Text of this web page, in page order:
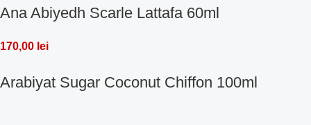
Ana Abiyedh Scarle Lattafa 60ml
170,00 lei
Arabiyat Sugar Coconut Chiffon 100ml